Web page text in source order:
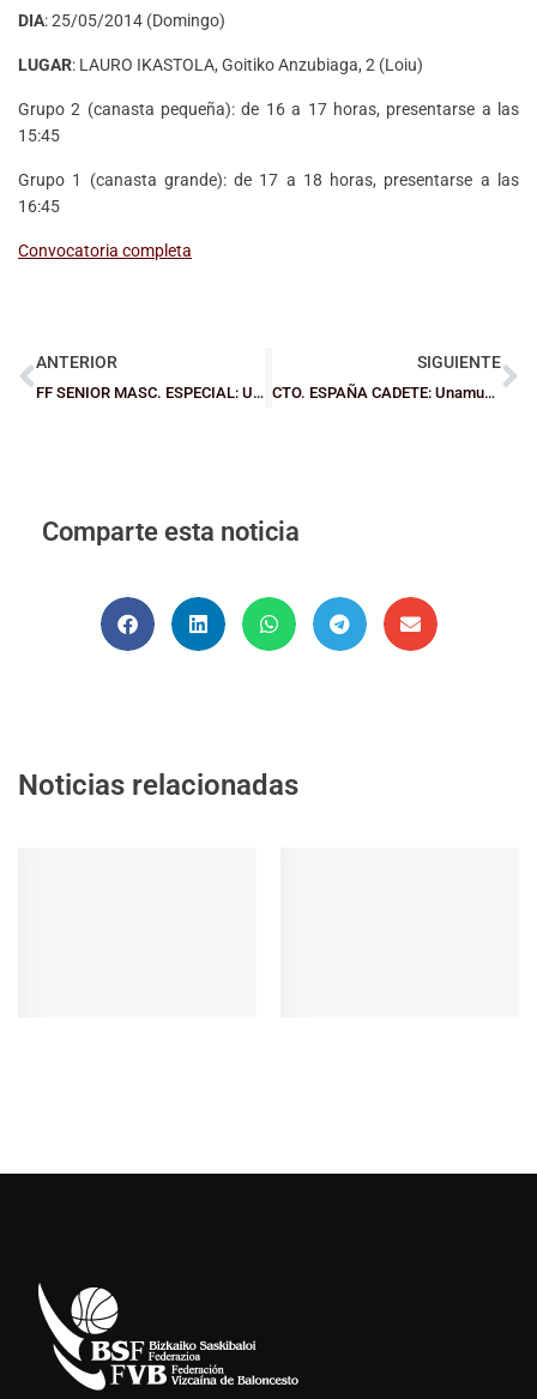
DIA: 25/05/2014 (Domingo)
LUGAR: LAURO IKASTOLA, Goitiko Anzubiaga, 2 (Loiu)
Grupo 2 (canasta pequeña): de 16 a 17 horas, presentarse a las
15:45
Grupo 1 (canasta grande): de 17 a 18 horas, presentarse a las
16:45
Convocatoria completa
ANTERIOR
FF SENIOR MASC. ESPECIAL: Universidad de Deusto Loiola se gana la plaza en Autonómica
SIGUIENTE
CTO. ESPAÑA CADETE: Unamuno y Loiola ya conocen a sus rivales
Comparte esta noticia
Noticias relacionadas